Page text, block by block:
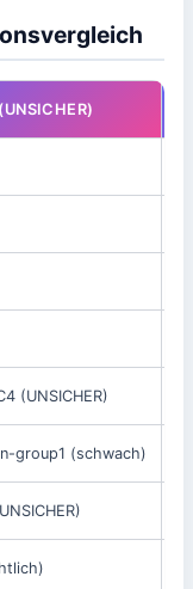
(UNSICHER)
group1 (schwach)